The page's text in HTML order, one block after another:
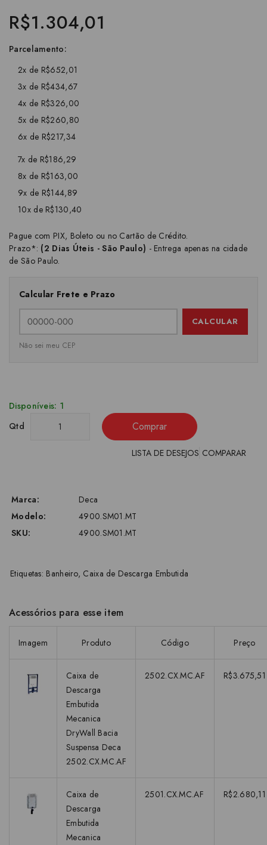
R$1.304,01
Parcelamento:
2x de R$652,01
3x de R$434,67
4x de R$326,00
5x de R$260,80
6x de R$217,34
7x de R$186,29
8x de R$163,00
9x de R$144,89
10x de R$130,40
Pague com PIX, Boleto ou no Cartão de Crédito.
Prazo*: (2 Dias Úteis - São Paulo) - Entrega apenas na cidade
de São Paulo.
Calcular Frete e Prazo
CALCULAR
Não sei meu CEP
Disponíveis: 1
Qtd
Comprar
LISTA DE DESEJOS COMPARAR
Marca:
Deca
Modelo:
4900.SM01.MT
SKU:
4900.SM01.MT
Etiquetas: Banheiro, Caixa de Descarga Embutida
Acessórios para esse item
Imagem Produto Código Preço
Caixa de
Descarga
Embutida
Mecanica
DryWall Bacia
Suspensa Deca
2502.CX.MC.AF
2502.CX.MC.AF R$3.675,51
Caixa de
Descarga
Embutida
Mecanica
2501.CX.MC.AF R$2.680,11